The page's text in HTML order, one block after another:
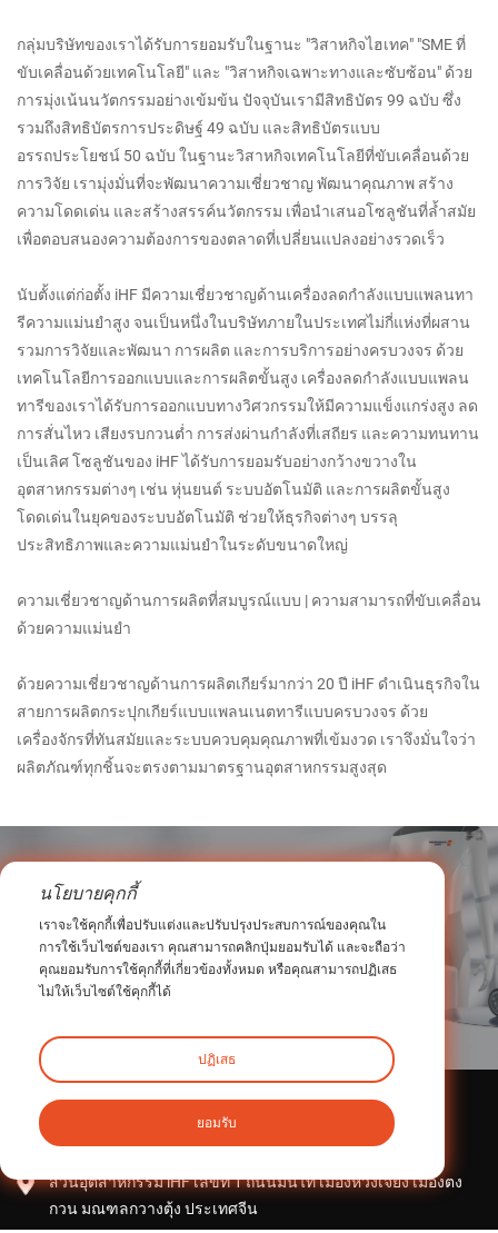
กลุ่มบริษัทของเราได้รับการยอมรับในฐานะ "วิสาหกิจไฮเทค" "SME ที่
ขับเคลื่อนด้วยเทคโนโลยี" และ "วิสาหกิจเฉพาะทางและซับซ้อน" ด้วย
การมุ่งเน้นนวัตกรรมอย่างเข้มข้น ปัจจุบันเรามีสิทธิบัตร 99 ฉบับ ซึ่ง
รวมถึงสิทธิบัตรการประดิษฐ์ 49 ฉบับ และสิทธิบัตรแบบ
อรรถประโยชน์ 50 ฉบับ ในฐานะวิสาหกิจเทคโนโลยีที่ขับเคลื่อนด้วย
การวิจัย เรามุ่งมั่นที่จะพัฒนาความเชี่ยวชาญ พัฒนาคุณภาพ สร้าง
ความโดดเด่น และสร้างสรรค์นวัตกรรม เพื่อนำเสนอโซลูชันที่ล้ำสมัย
เพื่อตอบสนองความต้องการของตลาดที่เปลี่ยนแปลงอย่างรวดเร็ว
นับตั้งแต่ก่อตั้ง iHF มีความเชี่ยวชาญด้านเครื่องลดกำลังแบบแพลนทา
รีความแม่นยำสูง จนเป็นหนึ่งในบริษัทภายในประเทศไม่กี่แห่งที่ผสาน
รวมการวิจัยและพัฒนา การผลิต และการบริการอย่างครบวงจร ด้วย
เทคโนโลยีการออกแบบและการผลิตขั้นสูง เครื่องลดกำลังแบบแพลน
ทารีของเราได้รับการออกแบบทางวิศวกรรมให้มีความแข็งแกร่งสูง ลด
การสั่นไหว เสียงรบกวนต่ำ การส่งผ่านกำลังที่เสถียร และความทนทาน
เป็นเลิศ โซลูชันของ iHF ได้รับการยอมรับอย่างกว้างขวางใน
อุตสาหกรรมต่างๆ เช่น หุ่นยนต์ ระบบอัตโนมัติ และการผลิตขั้นสูง
โดดเด่นในยุคของระบบอัตโนมัติ ช่วยให้ธุรกิจต่างๆ บรรลุ
ประสิทธิภาพและความแม่นยำในระดับขนาดใหญ่
ความเชี่ยวชาญด้านการผลิตที่สมบูรณ์แบบ | ความสามารถที่ขับเคลื่อน
ด้วยความแม่นยำ
ด้วยความเชี่ยวชาญด้านการผลิตเกียร์มากว่า 20 ปี iHF ดำเนินธุรกิจใน
สายการผลิตกระปุกเกียร์แบบแพลนเนตทารีแบบครบวงจร ด้วย
เครื่องจักรที่ทันสมัยและระบบควบคุมคุณภาพที่เข้มงวด เราจึงมั่นใจว่า
ผลิตภัณฑ์ทุกชิ้นจะตรงตามมาตรฐานอุตสาหกรรมสูงสุด
พูดคุยกับทีมงานของเรา
รับคำแนะนำส่วนตัวได้ภายในไม่กี่นาที
ติดต่อเรา
สวนอุตสาหกรรม iHF เลขที่ 1 ถนนมินไท่ เมืองหวงเจียง เมืองตง
กวน มณฑลกวางตุ้ง ประเทศจีน
นโยบายคุกกี้
เราจะใช้คุกกี้เพื่อปรับแต่งและปรับปรุงประสบการณ์ของคุณใน
การใช้เว็บไซต์ของเรา คุณสามารถคลิกปุ่มยอมรับได้ และจะถือว่า
คุณยอมรับการใช้คุกกี้ที่เกี่ยวข้องทั้งหมด หรือคุณสามารถปฏิเสธ
ไม่ให้เว็บไซต์ใช้คุกกี้ได้
ปฏิเสธ
ยอมรับ